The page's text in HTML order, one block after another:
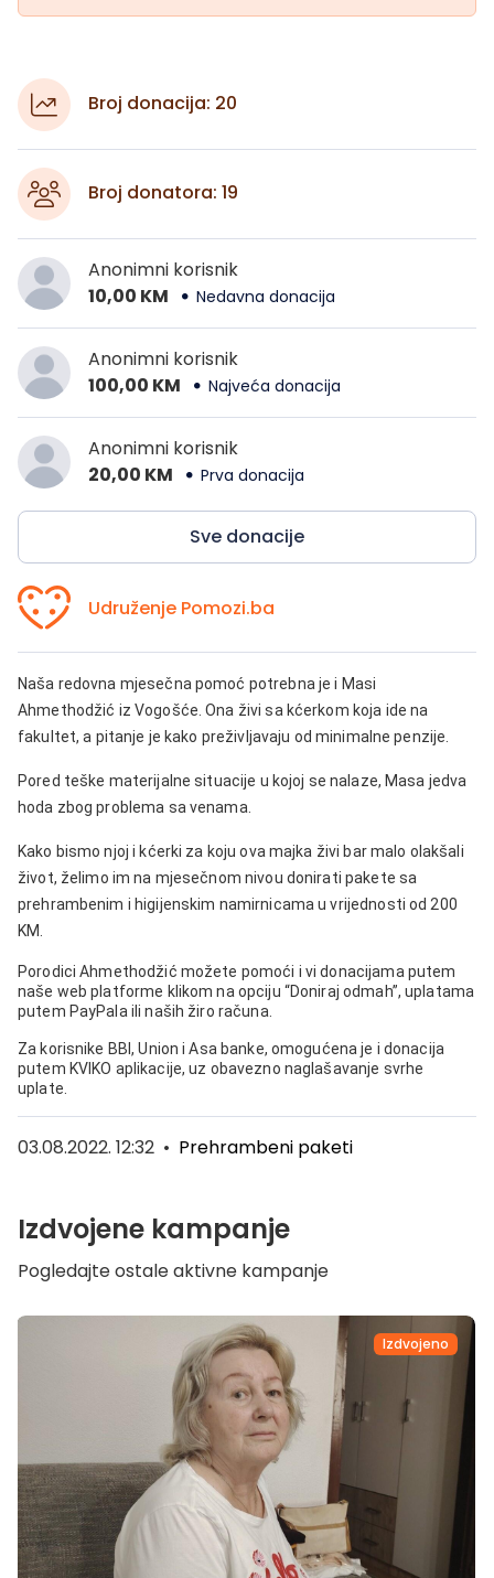
Broj donacija: 20
Broj donatora: 19
Anonimni korisnik
10,00 KM
Nedavna donacija
Anonimni korisnik
100,00 KM
Najveća donacija
Anonimni korisnik
20,00 KM
Prva donacija
Sve donacije
Udruženje Pomozi.ba
Naša redovna mjesečna pomoć potrebna je i Masi
Ahmethodžić iz Vogošće. Ona živi sa kćerkom koja ide na
fakultet, a pitanje je kako preživljavaju od minimalne penzije.
Pored teške materijalne situacije u kojoj se nalaze, Masa jedva
hoda zbog problema sa venama.
Kako bismo njoj i kćerki za koju ova majka živi bar malo olakšali
život, želimo im na mjesečnom nivou donirati pakete sa
prehrambenim i higijenskim namirnicama u vrijednosti od 200
KM.
Porodici Ahmethodžić možete pomoći i vi donacijama putem
naše web platforme klikom na opciju “Doniraj odmah”, uplatama
putem PayPala ili naših žiro računa.
Za korisnike BBI, Union i Asa banke, omogućena je i donacija
putem KVIKO aplikacije, uz obavezno naglašavanje svrhe
uplate.
03.08.2022. 12:32 • Prehrambeni paketi
Izdvojene kampanje
Pogledajte ostale aktivne kampanje
Izdvojeno